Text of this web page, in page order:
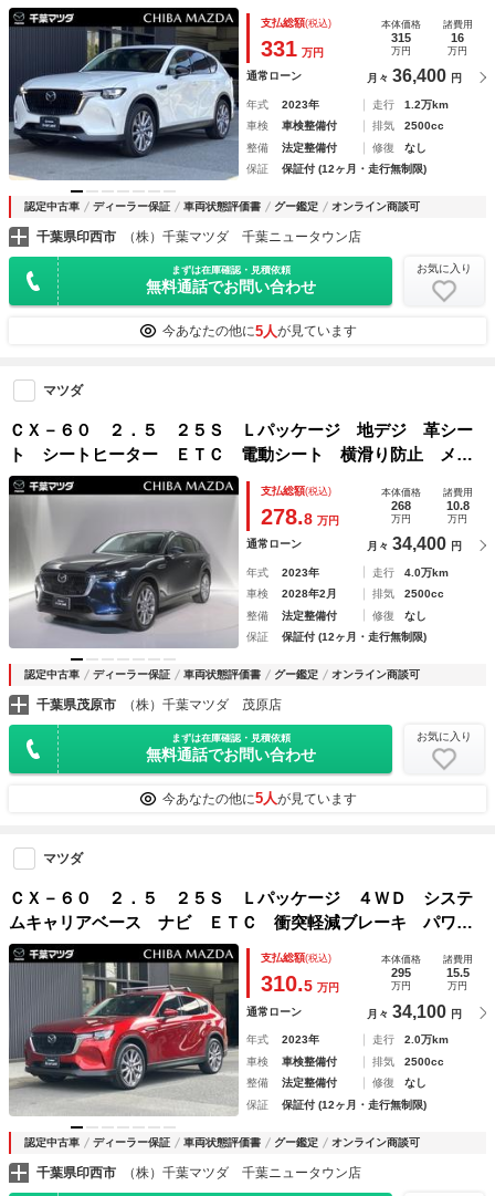
ト 地デジ シ－トヒ－タ－ クルコン クリアランスソナ
ー パワーシート ＥＴＣ メモリーナビ スマートキー バ
ックカメラ ナビＴＶ
支払総額(税込)
331 万円
本体価格
315
万円
諸費用
16
万円
通常ローン 月々 36,400 円
年式 2023年 走行
1.2万km
車検
車検整備付 排気
2500cc
整備
法定整備付 修復
なし
保証
保証付 (12ヶ月・走行無制限)
認定中古車 ディーラー保証 車両状態評価書 グー鑑定 オンライン商談可
千葉県印西市 （株）千葉マツダ 千葉ニュータウン店
まずは在庫確認・見積依頼
無料通話でお問い合わせ
お気に入り
今あなたの他に5人が見ています
マツダ
ＣＸ－６０ ２．５ ２５Ｓ Ｌパッケージ 地デジ 革シー
ト シートヒーター ＥＴＣ 電動シート 横滑り防止 メモ
リーナビ バックカメラ スマートキー ナビＴＶ オートエ
アコン キ－レス アルミ アイドリングストップ アダプテ
支払総額(税込)
278.8 万円
本体価格
268
万円
諸費用
10.8
万円
通常ローン 月々 34,400 円
年式 2023年 走行
4.0万km
車検
2028年2月 排気
2500cc
整備
法定整備付 修復
なし
保証
保証付 (12ヶ月・走行無制限)
認定中古車 ディーラー保証 車両状態評価書 グー鑑定 オンライン商談可
千葉県茂原市 （株）千葉マツダ 茂原店
まずは在庫確認・見積依頼
無料通話でお問い合わせ
お気に入り
今あなたの他に5人が見ています
マツダ
ＣＸ－６０ ２．５ ２５Ｓ Ｌパッケージ ４ＷＤ システ
ムキャリアベース ナビ ＥＴＣ 衝突軽減ブレーキ パワー
リアゲート 地デジ ４ＷＤ シ－トヒ－タ－ クリアランス
ソナー パワーシート ＥＴＣ メモリーナビ スマートキ
ー バックカメラ ナビＴＶ
支払総額(税込)
310.5 万円
本体価格
295
万円
諸費用
15.5
万円
通常ローン 月々 34,100 円
年式 2023年 走行
2.0万km
車検
車検整備付 排気
2500cc
整備
法定整備付 修復
なし
保証
保証付 (12ヶ月・走行無制限)
認定中古車 ディーラー保証 車両状態評価書 グー鑑定 オンライン商談可
千葉県印西市 （株）千葉マツダ 千葉ニュータウン店